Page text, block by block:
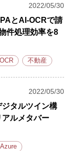
2022/05/30
とAI-OCRで請
件処理効率を8
不動産
2022/05/30
タルツイン構
ルメタバー
Azure